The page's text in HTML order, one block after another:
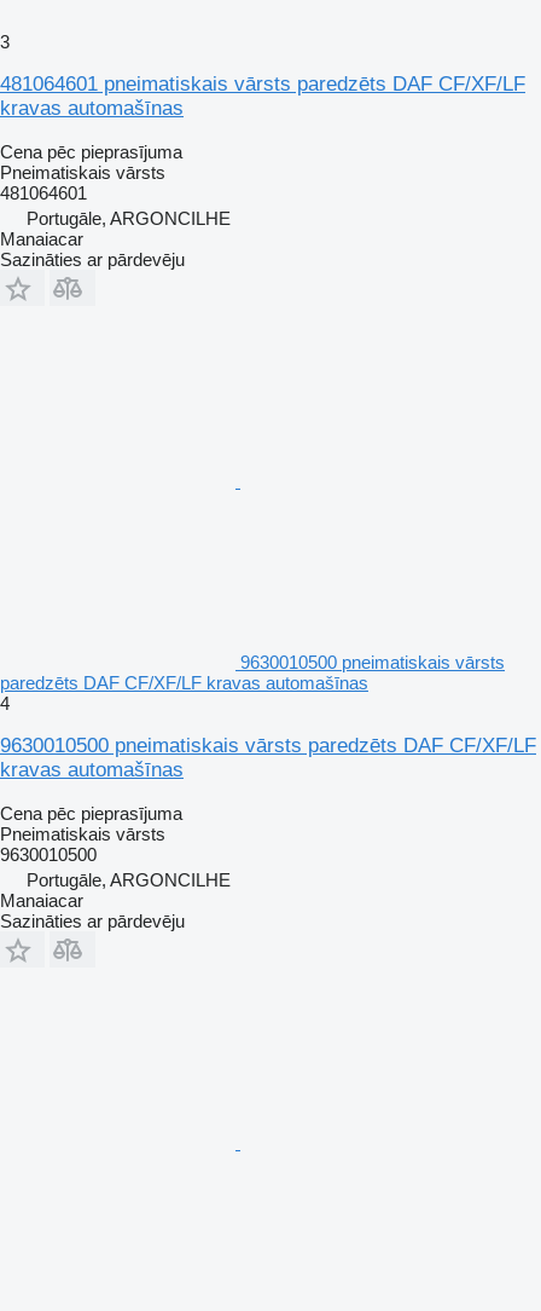
3
481064601 pneimatiskais vārsts paredzēts DAF CF/XF/LF
kravas automašīnas
Cena pēc pieprasījuma
Pneimatiskais vārsts
481064601
Portugāle, ARGONCILHE
Manaiacar
Sazināties ar pārdevēju
9630010500 pneimatiskais vārsts
paredzēts DAF CF/XF/LF kravas automašīnas
4
9630010500 pneimatiskais vārsts paredzēts DAF CF/XF/LF
kravas automašīnas
Cena pēc pieprasījuma
Pneimatiskais vārsts
9630010500
Portugāle, ARGONCILHE
Manaiacar
Sazināties ar pārdevēju